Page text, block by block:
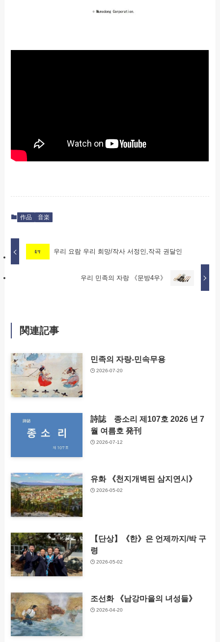
作品 音楽
우리 요람 우리 희망/작사 서정인,작곡 권달인
우리 민족의 자랑 《문방4우》​
関連記事
민족의 자랑-민속무용​
2026-07-20
詩誌 종소리 제107호 2026 년 7
월 여름호 発刊
2026-07-12
유화 《천지개벽된 삼지연시》
2026-05-02
【단상】《한》은 언제까지/박 구
령
2026-05-02
조선화 《남강마을의 녀성들》
2026-04-20